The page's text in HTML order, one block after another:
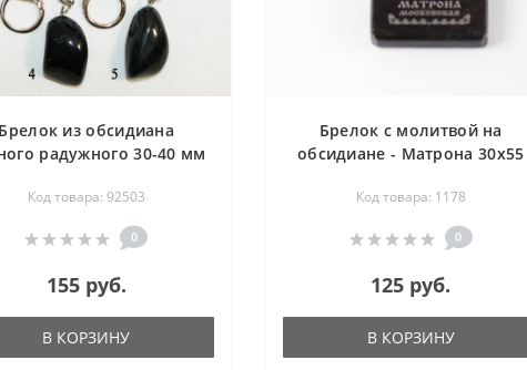
из обсидиана
радужного 30-40 мм
Код товара: 92503
0
155 руб.
В КОРЗИНУ
Брелок с молитвой на
обсидиане - Матрона 30х55
Код товара: 1178
0
125 руб.
В КОРЗИНУ